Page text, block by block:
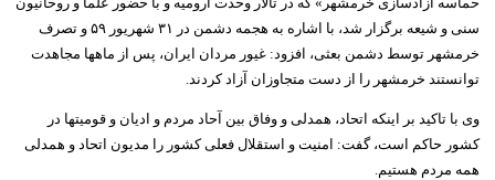
سنی و شیعه برگزار شد، با اشاره به هجمه دشمن در ۳۱ شهریور ۵۹ و تصرف
خرمشهر توسط دشمن بعثی، افزود: غیور مردان ایران، پس از ماهها مجاهدت
توانستند خرمشهر را از دست متجاوزان آزاد کردند.
وی با تاکید بر اینکه اتحاد، همدلی و وفاق بین آحاد مردم و ادیان و قومیتها در
کشور حاکم است، گفت: امنیت و استقلال فعلی کشور را مدیون اتحاد و همدلی
همه مردم هستیم.